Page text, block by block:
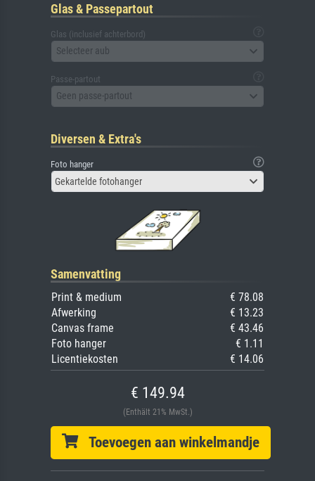
Glas & Passepartout
Glas (inclusief achterbord)
Selecteer aub
Passe-partout
Geen passe-partout
Diversen & Extra's
Foto hanger
Gekartelde fotohanger
Samenvatting
Print & medium
€ 78.08
Afwerking
€ 13.23
Canvas frame
€ 43.46
Foto hanger
€ 1.11
Licentiekosten
€ 14.06
€ 149.94
(Enthält 21% MwSt.)
Toevoegen aan winkelmandje